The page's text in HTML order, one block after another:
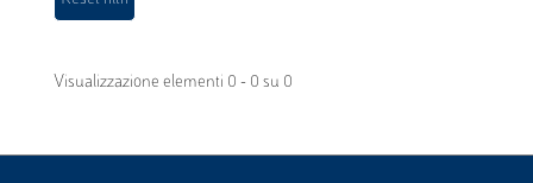
Visualizzazione elementi 0 - 0 su 0